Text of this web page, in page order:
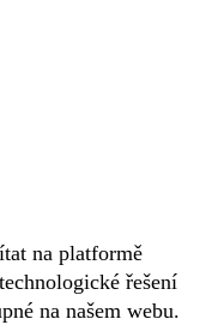
na platformě
řešení
na našem webu.